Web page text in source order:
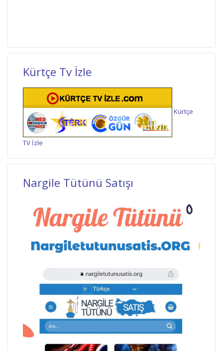
Kürtçe Tv İzle
Kürtçe
TV İzle
Nargile Tütünü Satışı